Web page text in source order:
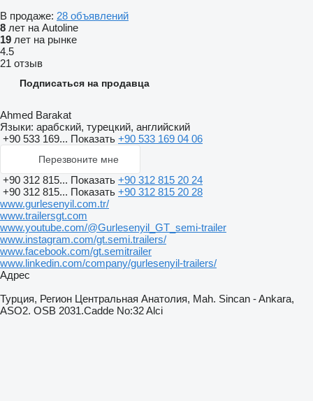
В продаже: 28 объявлений
8 лет на Autoline
19 лет на рынке
4.5
21 отзыв
Подписаться на продавца
Ahmed Barakat
Языки: арабский, турецкий, английский
+90 533 169... Показать +90 533 169 04 06
Перезвоните мне
+90 312 815... Показать +90 312 815 20 24
+90 312 815... Показать +90 312 815 20 28
www.gurlesenyil.com.tr/
www.trailersgt.com
www.youtube.com/@Gurlesenyil_GT_semi-trailer
www.instagram.com/gt.semi.trailers/
www.facebook.com/gt.semitrailer
www.linkedin.com/company/gurlesenyil-trailers/
Адрес
Турция, Регион Центральная Анатолия, Mah. Sincan - Ankara,
ASO2. OSB 2031.Cadde No:32 Alci